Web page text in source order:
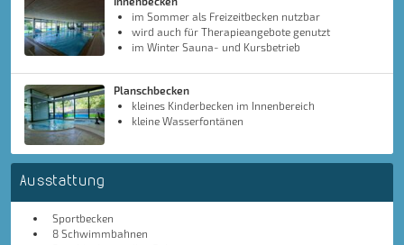
im Sommer als Freizeitbecken nutzbar
wird auch für Therapieangebote genutzt
im Winter Sauna- und Kursbetrieb
Planschbecken
kleines Kinderbecken im Innenbereich
kleine Wasserfontänen
Ausstattung
Sportbecken
8 Schwimmbahnen